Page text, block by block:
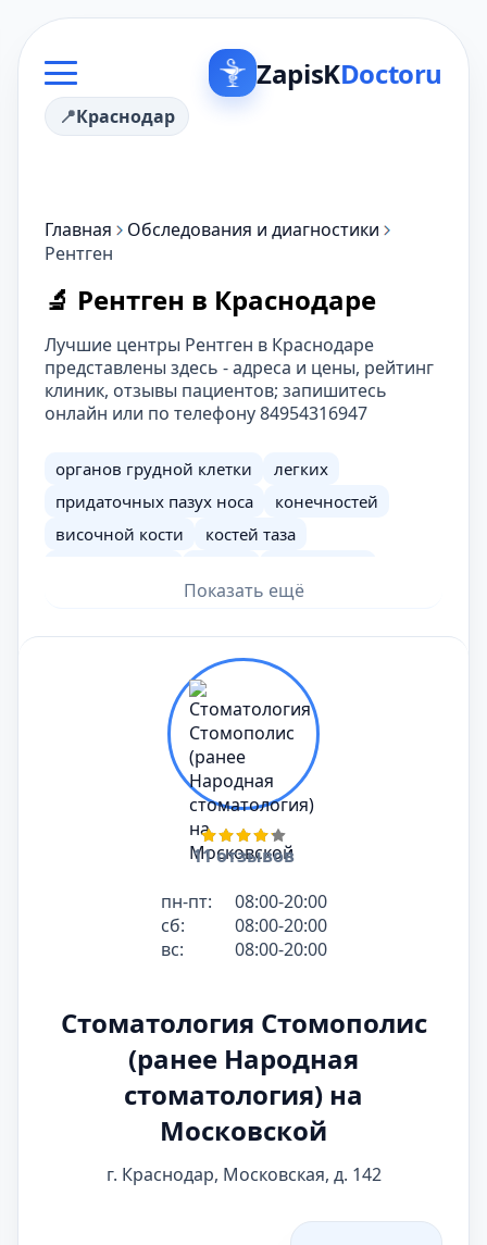
ZapisKDoctoru
Краснодар
Главная
Обследования и диагностики
Рентген
🔬 Рентген в Краснодаре
Лучшие центры Рентген в Краснодаре
представлены здесь - адреса и цены, рейтинг
клиник, отзывы пациентов; запишитесь
онлайн или по телефону 84954316947
органов грудной клетки
легких
придаточных пазух носа
конечностей
височной кости
костей таза
стопы или кисти
мягких тканей
пальцев ноги или руки
суставов
желудка и 12-перстной кишки
турецкого седла
молочных желез (маммография)
мочевого пузыря (цистография)
мочевыделительной системы (урография
мочевыделительной системы (урография
почек (антеградная пиелография)
толстой кишки (ирригоскопия)
шейного отдела позвоночника
кишечника
желчного пузыря (холецистография)
сальпингография
бронхография
латерография
кавернозография
артрография
ТРГ (телерентгенография)
радиовизиография
Показать ещё
11 отзывов
пн-пт:
08:00-20:00
сб:
08:00-20:00
вс:
08:00-20:00
Стоматология Стомополис
(ранее Народная
стоматология) на
Московской
г. Краснодар, Московская, д. 142